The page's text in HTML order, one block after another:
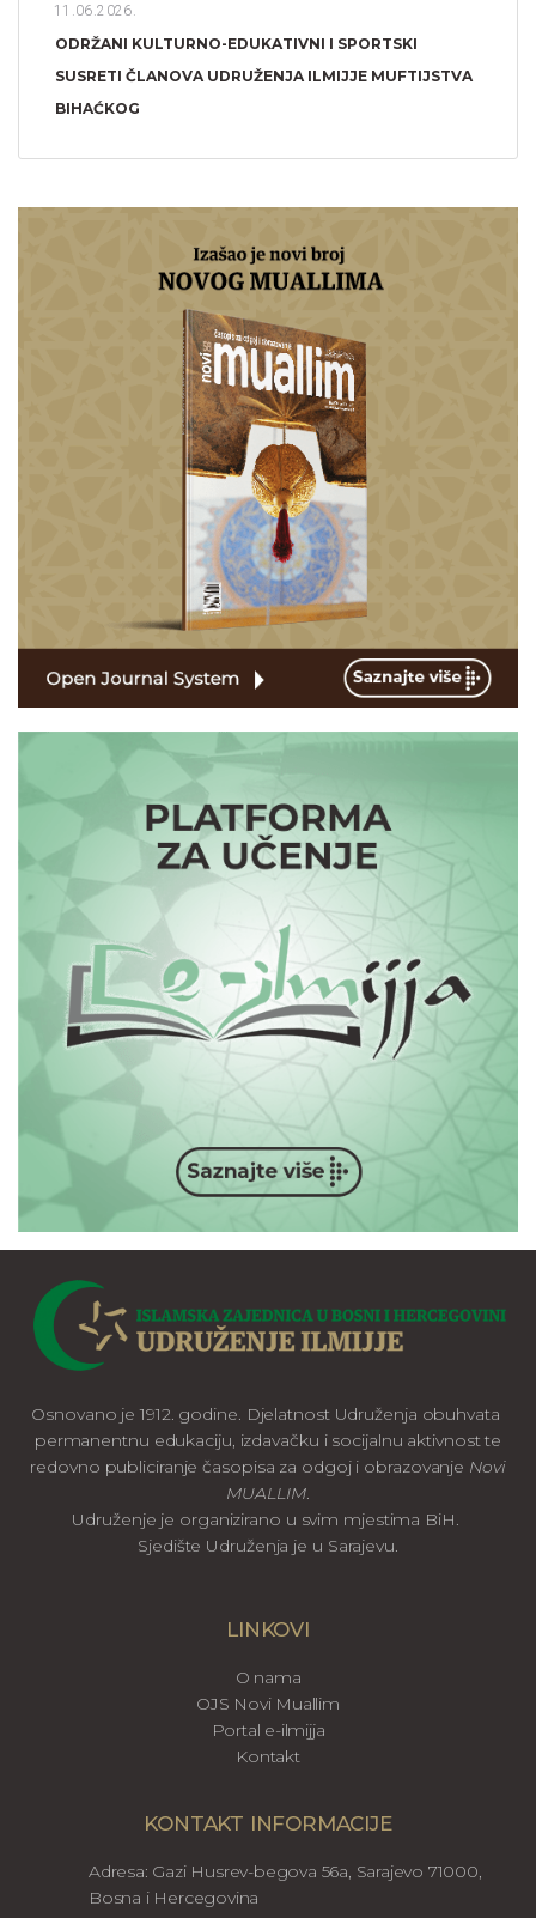
11.06.2026.
ODRŽANI KULTURNO-EDUKATIVNI I SPORTSKI
SUSRETI ČLANOVA UDRUŽENJA ILMIJJE MUFTIJSTVA
BIHAĆKOG
Osnovano je 1912. godine. Djelatnost Udruženja obuhvata
permanentnu edukaciju, izdavačku i socijalnu aktivnost te
redovno publiciranje časopisa za odgoj i obrazovanje Novi
MUALLIM.
Udruženje je organizirano u svim mjestima BiH.
Sjedište Udruženja je u Sarajevu.
LINKOVI
O nama
OJS Novi Muallim
Portal e-ilmijja
Kontakt
KONTAKT INFORMACIJE
Adresa: Gazi Husrev-begova 56a, Sarajevo 71000,
Bosna i Hercegovina